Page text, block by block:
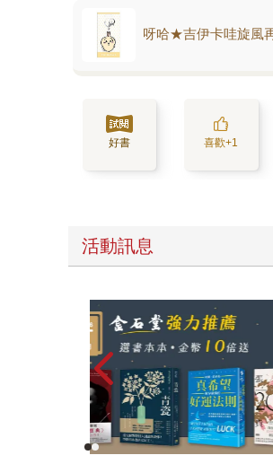
呀哈★吉伊卡哇旋風
好書 喜歡+1
活動訊息